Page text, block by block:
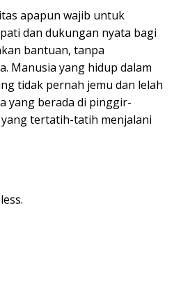
apapun wajib untuk
dan dukungan nyata bagi
bantuan, tanpa
Manusia yang hidup dalam
tidak pernah jemu dan lelah
yang berada di pinggir-
tertatih-tatih menjalani